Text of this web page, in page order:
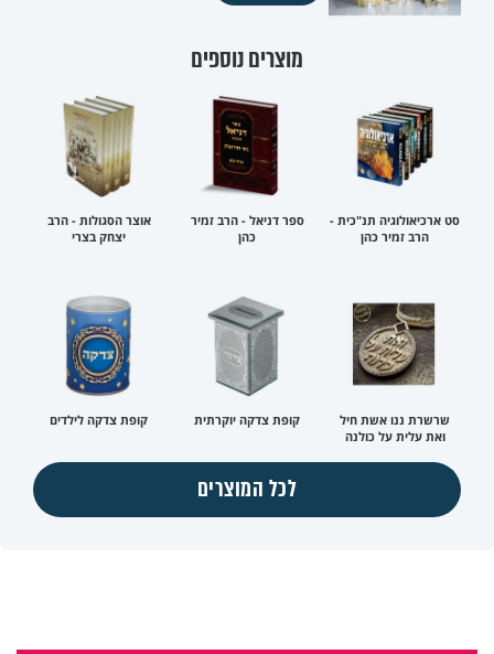
מוצרים נוספים
סט ארכיאולוגיה תנ"כית -
הרב זמיר כהן
ספר דניאל - הרב זמיר
כהן
אוצר הסגולות - הרב
יצחק בצרי
שרשרת ננו אשת חיל
ואת עלית על כולנה
קופת צדקה יוקרתית קופת צדקה לילדים
לכל המוצרים